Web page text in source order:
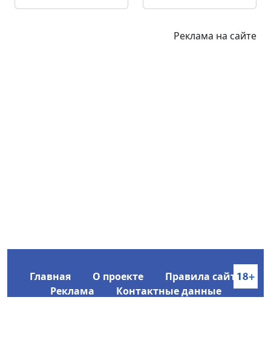
Реклама на сайте
Главная О проекте
Правила сайта
Реклама
Контактные данные